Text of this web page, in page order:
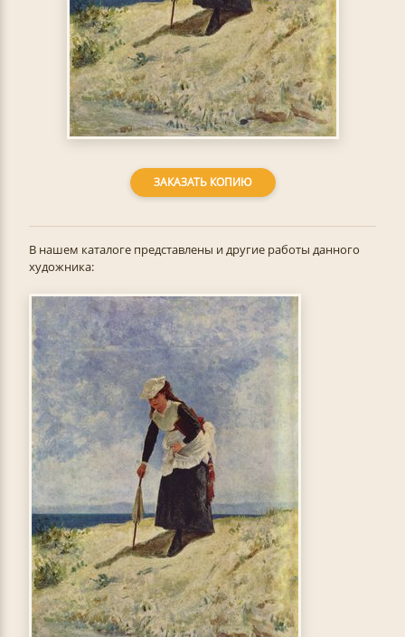
ЗАКАЗАТЬ КОПИЮ
В нашем каталоге представлены и другие работы данного
художника: